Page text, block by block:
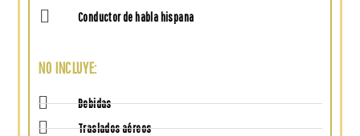
Conductor de habla hispana
NO INCLUYE:
Bebidas
Traslados aéreos